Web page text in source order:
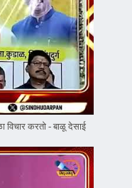
विचार करतो - बाळू देसाई